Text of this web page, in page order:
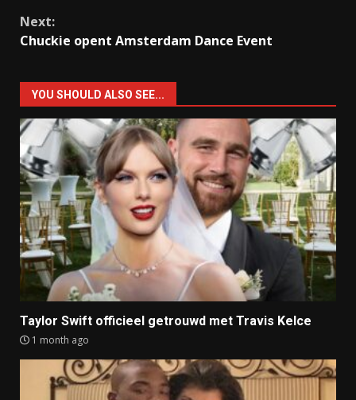
Next:
Chuckie opent Amsterdam Dance Event
YOU SHOULD ALSO SEE...
Taylor Swift officieel getrouwd met Travis Kelce
1 month ago